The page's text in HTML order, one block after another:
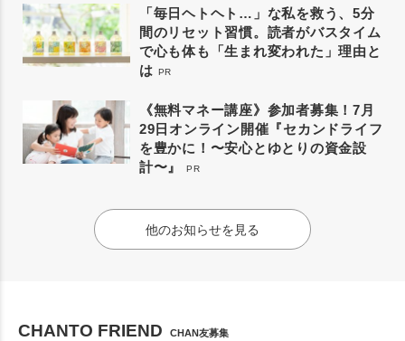
「毎日ヘトヘト…」な私を救う、5分
間のリセット習慣。読者がバスタイム
で心も体も「生まれ変われた」理由と
は PR
《無料マネー講座》参加者募集！7月
29日オンライン開催『セカンドライフ
を豊かに！〜安心とゆとりの資金設
計〜』
PR
他のお知らせを見る
CHANTO FRIEND CHAN友募集